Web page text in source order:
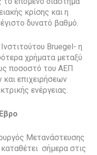
κρίσης και η
δυνατό βαθμό.
Bruegel- η
χρήματα μεταξύ
ποσοστό του ΑΕΠ
και επιχειρήσεων
ενέργειας.
Μετανάστευσης
σήμερα στις